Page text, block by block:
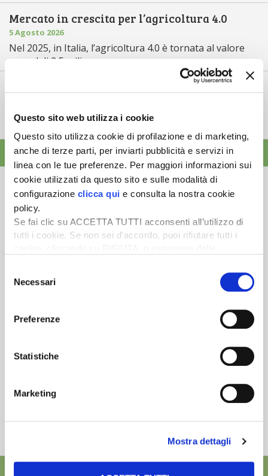
Questo sito web utilizza i cookie
Questo sito utilizza cookie di profilazione e di marketing,
anche di terze parti, per inviarti pubblicità e servizi in
linea con le tue preferenze. Per maggiori informazioni sui
cookie utilizzati da questo sito e sulle modalità di
configurazione clicca qui e consulta la nostra cookie
policy.
Se fai clic su ACCETTA TUTTI acconsenti all’utilizzo di
tutti i cookie. Se non sei d’accordo, puoi rifiutare tutti i
desideri accettare e cliccando ACCETTA SELEZIONATI.
delNecessari
Preferenze
Statistiche
Marketing
Mostra dettagli
Mercato in crescita per l’agricoltura 4.0
5 Agosto 2026
Nel 2025, in Italia, l’agricoltura 4.0 è tornata al valore
record di 2,5 mili...
Saldi Pac: ogni anno entro fine gennaio
L’erogazione dei pagamenti della Pac in base a una
ALTRE NEWS
Newsletter